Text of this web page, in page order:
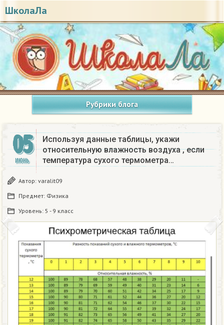
ШколаЛа
Рубрики блога
05
ИЮНЬ
Используя данные таблицы, укажи
относительную влажность воздуха, если
температура сухого термометра…
Автор: varalit09
Предмет: Физика
Уровень: 5 - 9 класс